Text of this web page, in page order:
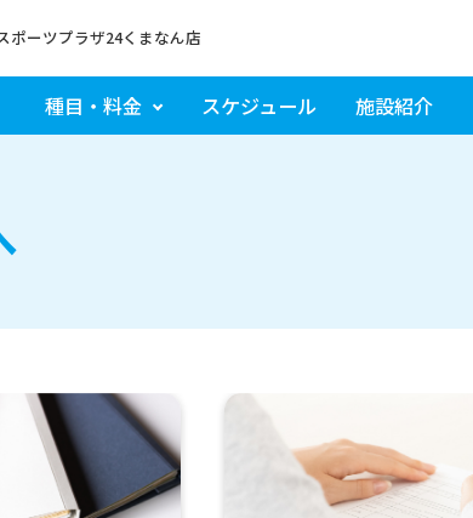
ポーツプラザ24くまなん店
種目・料金 スケジュール 施設紹介